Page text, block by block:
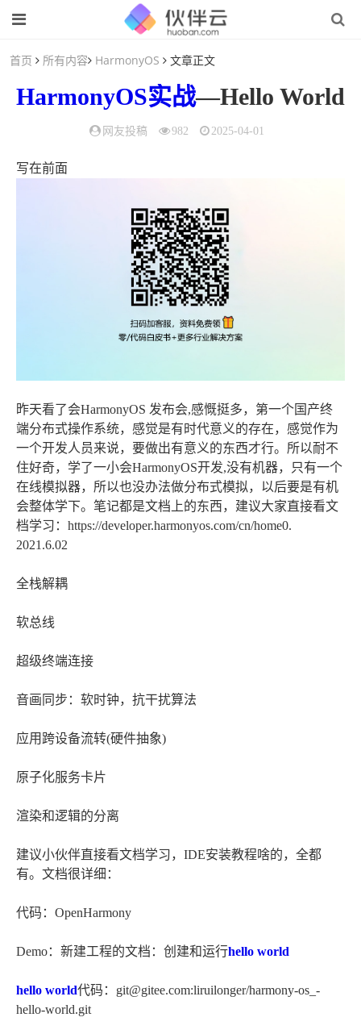
首页 所有内容 HarmonyOS 文章正文
HarmonyOS实战—Hello World
网友投稿 982 2025-04-01
写在前面
昨天看了会HarmonyOS 发布会,感慨挺多，第一个国产终
端分布式操作系统，感觉是有时代意义的存在，感觉作为
一个开发人员来说，要做出有意义的东西才行。所以耐不
住好奇，学了一小会HarmonyOS开发,没有机器，只有一个
在线模拟器，所以也没办法做分布式模拟，以后要是有机
会整体学下。笔记都是文档上的东西，建议大家直接看文
档学习：https://developer.harmonyos.com/cn/home0.
2021.6.02
全栈解耦
软总线
超级终端连接
音画同步：软时钟，抗干扰算法
应用跨设备流转(硬件抽象)
原子化服务卡片
渲染和逻辑的分离
建议小伙伴直接看文档学习，IDE安装教程啥的，全都
有。文档很详细：
代码：OpenHarmony
Demo：新建工程的文档：创建和运行hello world
hello world代码：git@gitee.com:liruilonger/harmony-os_-
hello-world.git